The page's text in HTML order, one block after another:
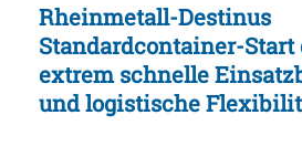
Rheinmetall-Destinus
Standardcontainer-
extrem schnelle
und logistische